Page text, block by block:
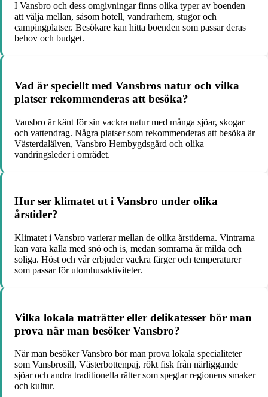
I Vansbro och dess omgivningar finns olika typer av boenden
att välja mellan, såsom hotell, vandrarhem, stugor och
campingplatser. Besökare kan hitta boenden som passar deras
behov och budget.
Vad är speciellt med Vansbros natur och vilka
platser rekommenderas att besöka?
Vansbro är känt för sin vackra natur med många sjöar, skogar
och vattendrag. Några platser som rekommenderas att besöka är
Västerdalälven, Vansbro Hembygdsgård och olika
vandringsleder i området.
Hur ser klimatet ut i Vansbro under olika
årstider?
Klimatet i Vansbro varierar mellan de olika årstiderna. Vintrarna
kan vara kalla med snö och is, medan somrarna är milda och
soliga. Höst och vår erbjuder vackra färger och temperaturer
som passar för utomhusaktiviteter.
Vilka lokala maträtter eller delikatesser bör man
prova när man besöker Vansbro?
När man besöker Vansbro bör man prova lokala specialiteter
som Vansbrosill, Västerbottenpaj, rökt fisk från närliggande
sjöar och andra traditionella rätter som speglar regionens smaker
och kultur.